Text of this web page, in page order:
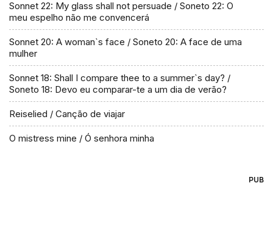
Sonnet 22: My glass shall not persuade / Soneto 22: O
meu espelho não me convencerá
Sonnet 20: A woman`s face / Soneto 20: A face de uma
mulher
Sonnet 18: Shall I compare thee to a summer`s day? /
Soneto 18: Devo eu comparar-te a um dia de verão?
Reiselied / Canção de viajar
O mistress mine / Ó senhora minha
PUB